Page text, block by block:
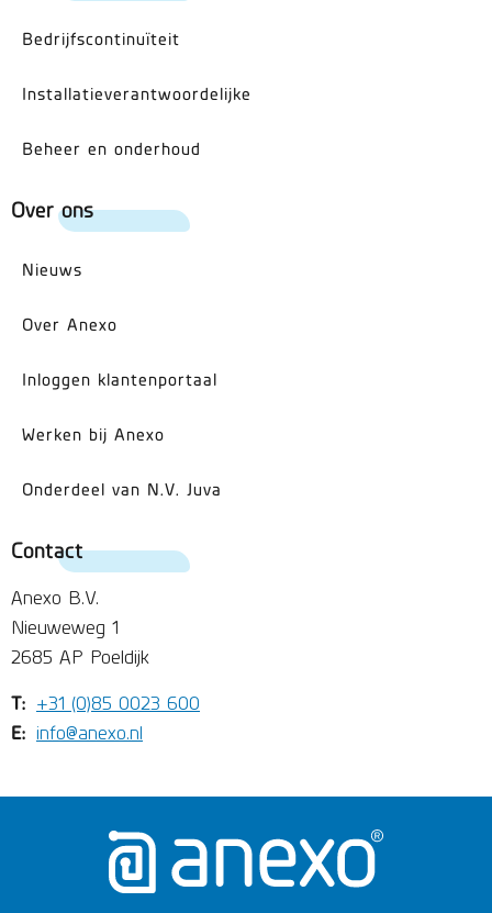
Bedrijfscontinuïteit
Installatieverantwoordelijke
Beheer en onderhoud
Over ons
Nieuws
Over Anexo
Inloggen klantenportaal
Werken bij Anexo
Onderdeel van N.V. Juva
Contact
Anexo B.V.
Nieuweweg 1
2685 AP Poeldijk
T: +31 (0)85 0023 600
E: info@anexo.nl